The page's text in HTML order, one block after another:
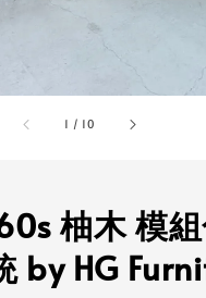
1 / 10
柚木 模
by HG